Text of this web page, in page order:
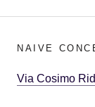
NAIVE
Via Cosimo